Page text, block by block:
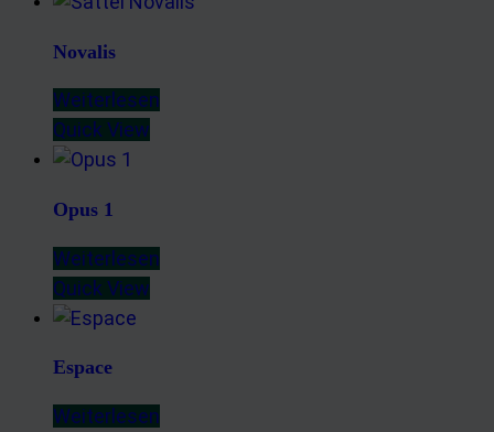
Novalis
Weiterlesen
Quick View
Opus 1
Weiterlesen
Quick View
Espace
Weiterlesen